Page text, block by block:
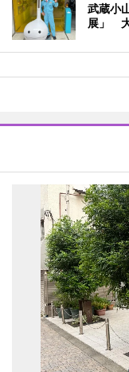
武蔵小
展」